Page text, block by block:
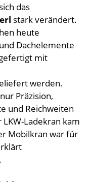
das
stark verändert.
heute
Dachelemente
mit
werden.
Präzision,
und Reichweiten
Ladekran kam
Mobilkran war für
.